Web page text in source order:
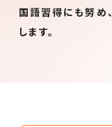
国語習得にも努め、
します。